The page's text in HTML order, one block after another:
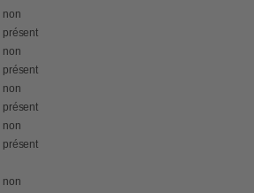
non
présent
non
présent
non
présent
non
présent
non